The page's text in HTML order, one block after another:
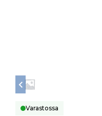
Varastossa